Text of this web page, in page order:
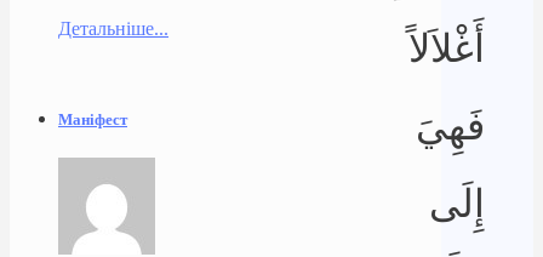
أَغْلاَلاً
فَهِيَ
إِلَى
Детальніше...
Маніфест